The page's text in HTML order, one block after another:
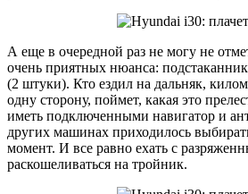
А еще в очередной раз не могу не
очень приятных нюанса:
(2 штуки). Кто ездил на дальняк,
одну сторону, поймет, какая это
иметь подключенными навигатор и
других машинах приходилось
момент. И все равно ехать с
раскошеливаться на тройник.